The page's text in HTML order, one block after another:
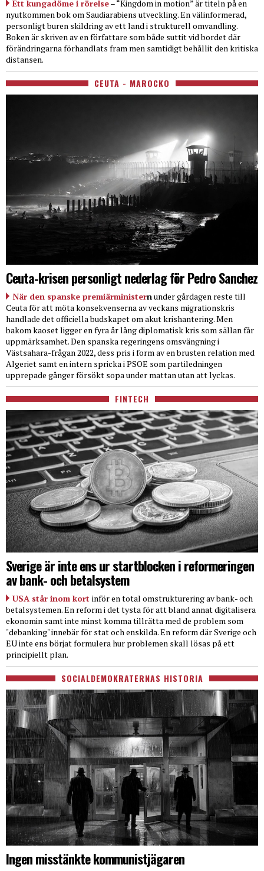
Ett kungadöme i rörelse– “Kingdom in motion” är titeln på en
nyutkommen bok om Saudiarabiens utveckling. En välinformerad,
personligt buren skildring av ett land i strukturell omvandling.
Boken är skriven av en författare som både suttit vid bordet där
förändringarna förhandlats fram men samtidigt behållit den kritiska
distansen.
CEUTA - MAROCKO
Ceuta-krisen personligt nederlag för Pedro Sanchez
När den spanske premiärministern under gårdagen reste till
Ceuta för att möta konsekvenserna av veckans migrationskris
handlade det officiella budskapet om akut krishantering. Men
bakom kaoset ligger en fyra år lång diplomatisk kris som sällan får
uppmärksamhet. Den spanska regeringens omsvängning i
Västsahara-frågan 2022, dess pris i form av en brusten relation med
Algeriet samt en intern spricka i PSOE som partiledningen
upprepade gånger försökt sopa under mattan utan att lyckas.
FINTECH
Sverige är inte ens ur startblocken i reformeringen
av bank- och betalsystem
USA står inom kort inför en total omstrukturering av bank- och
betalsystemen. En reform i det tysta för att bland annat digitalisera
ekonomin samt inte minst komma tillrätta med de problem som
"debanking" innebär för stat och enskilda. En reform där Sverige och
EU inte ens börjat formulera hur problemen skall lösas på ett
principiellt plan.
SOCIALDEMOKRATERNAS HISTORIA
Ingen misstänkte kommunistjägaren